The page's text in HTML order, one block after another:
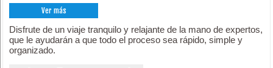
Ver más
Disfrute de un viaje tranquilo y relajante de la mano de expertos,
que le ayudarán a que todo el proceso sea rápido, simple y
organizado.